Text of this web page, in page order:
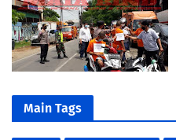
Main Tags